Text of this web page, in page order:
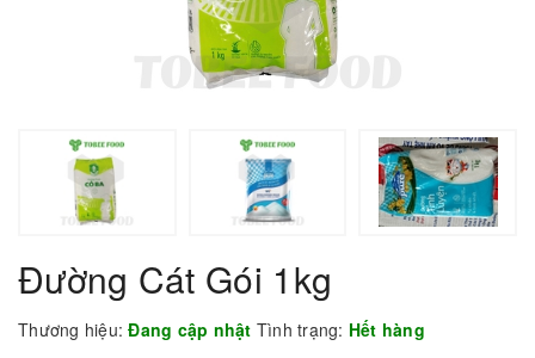
Đường Cát Gói 1kg
Thương hiệu: Đang cập nhật Tình trạng: Hết hàng